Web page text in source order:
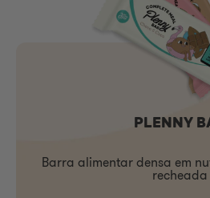
PLENNY
Barra alimentar densa em
recheada